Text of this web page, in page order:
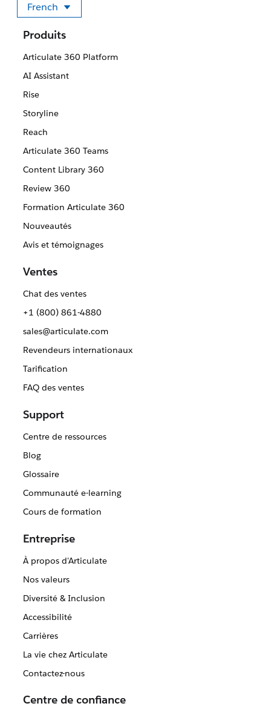
French
Sélectionner votre langue
Produits
Articulate 360 Platform
AI Assistant
Rise
Storyline
Reach
Articulate 360 Teams
Content Library 360
Review 360
Formation Articulate 360
Nouveautés
Avis et témoignages
Ventes
Chat des ventes
+1 (800) 861-4880
sales@articulate.com
Revendeurs internationaux
Tarification
FAQ des ventes
Support
Centre de ressources
Blog
Glossaire
Communauté e-learning
Cours de formation
Entreprise
À propos d'Articulate
Nos valeurs
Diversité & Inclusion
Accessibilité
Carrières
La vie chez Articulate
Contactez-nous
Centre de confiance